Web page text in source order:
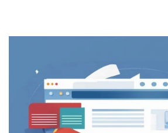
A4Q - Alliance for Qualification
ISTQB Add-On Practical Tester